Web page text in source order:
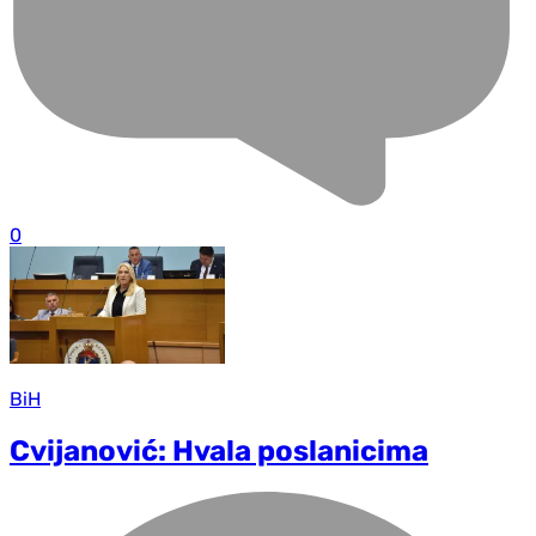
0
BiH
Cvijanović: Hvala poslanicima